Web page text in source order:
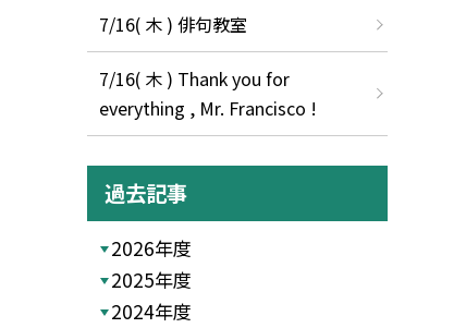
7/16( 木 ) 俳句教室
7/16( 木 ) Thank you for
everything , Mr. Francisco !
過去記事
2026年度
2025年度
2024年度